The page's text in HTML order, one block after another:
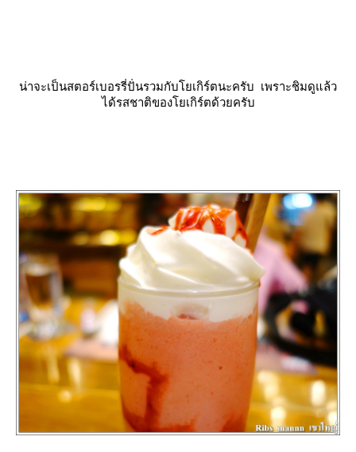
น่าจะเป็นสตอร์เบอรรี่ปั่นรวมกับโยเกิร์ตนะครับ เพราะชิมดูแล้ว
ได้รสชาติของโยเกิร์ตด้วยครับ